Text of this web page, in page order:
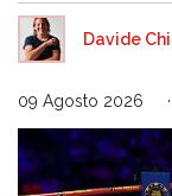
Davide
09 Agosto 2026